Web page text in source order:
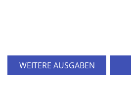
WEITERE AUSGABEN